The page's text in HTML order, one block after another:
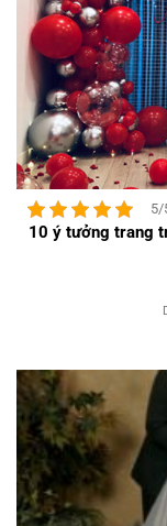
5/
10 ý tưởng trang